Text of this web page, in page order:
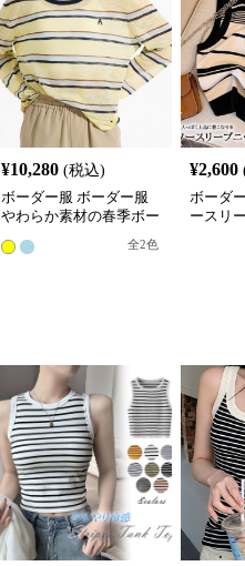
¥10,280 (税込)
ボーダー服 ボーダー服
やわらか素材の春季ボー
全2色
¥2,600
ボーダ
ースリ